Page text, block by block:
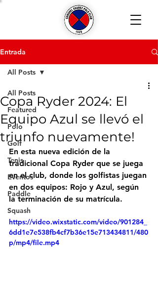
Entrada
All Posts
Featured
Polo
Golf
Tenis
Eventos
Paddle
Squash
All Posts
Copa Ryder 2024: El
Equipo Azul se llevó el
triunfo nuevamente!
En esta nueva edición de la
tradicional Copa Ryder que se juega
en el club, donde los golfistas juegan
en dos equipos: Rojo y Azul, según
la terminación de su matrícula.
https://video.wixstatic.com/video/901284_
6dd1e7e538fb4cf7b36e15e713434811/480
p/mp4/file.mp4